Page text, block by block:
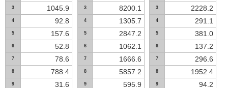
3 1045.9
4 92.8
5 157.6
6 52.8
7 78.6
8 788.4
9 31.6
3 8200.1
4 1305.7
5 2847.2
6 1062.1
7 1666.6
8 5857.2
9 595.9
3 2228.2
4 291.1
5 381.0
6 137.2
7 296.6
8 1952.4
9 94.2